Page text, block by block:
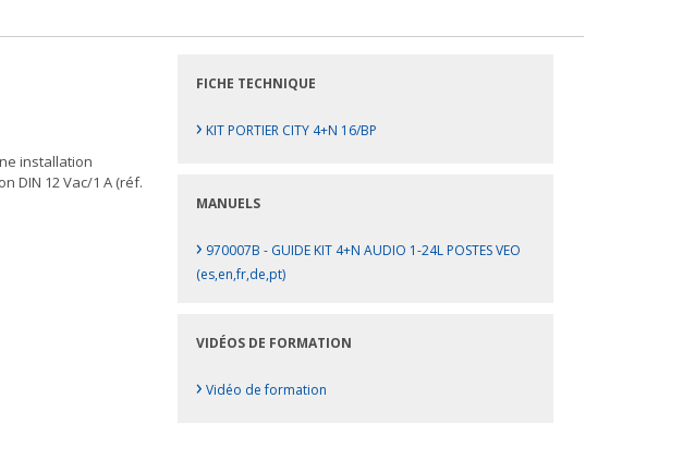
installation
DIN 12 Vac/1 A (réf.
FICHE TECHNIQUE
› KIT PORTIER CITY 4+N 16/BP
MANUELS
› 970007B - GUIDE KIT 4+N AUDIO 1-24L POSTES VEO
(es,en,fr,de,pt)
VIDÉOS DE FORMATION
› Vidéo de formation